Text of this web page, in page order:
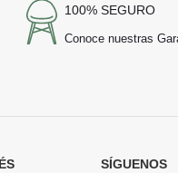
100% SEGURO
Conoce nuestras
SÍGUENOS